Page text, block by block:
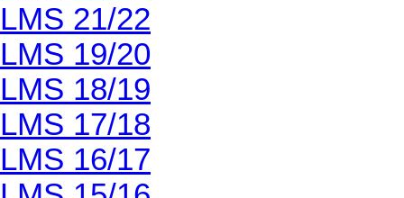
LMS 21/22
LMS 19/20
LMS 18/19
LMS 17/18
LMS 16/17